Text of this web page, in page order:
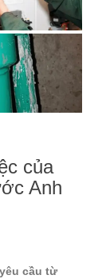
của
Anh
cầu từ